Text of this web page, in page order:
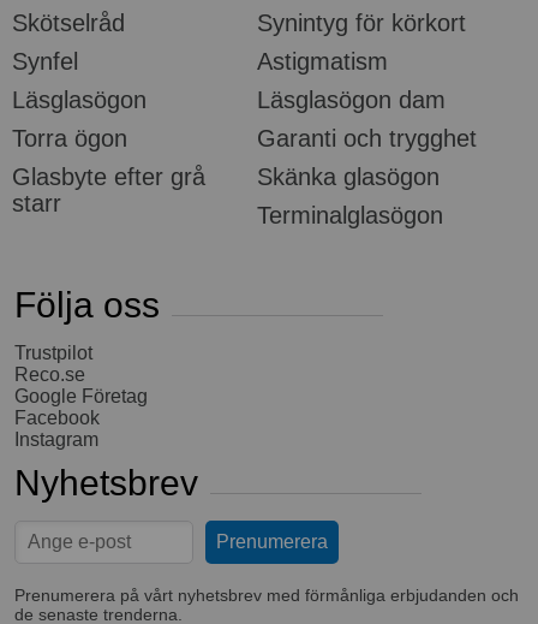
Skötselråd
Synintyg för körkort
Synfel
Astigmatism
Läsglasögon
Läsglasögon dam
Torra ögon
Garanti och trygghet
Glasbyte efter grå
starr
Skänka glasögon
Terminalglasögon
Följa oss
Trustpilot
Reco.se
Google Företag
Facebook
Instagram
Nyhetsbrev
Prenumerera på vårt nyhetsbrev med förmånliga erbjudanden och
de senaste trenderna.